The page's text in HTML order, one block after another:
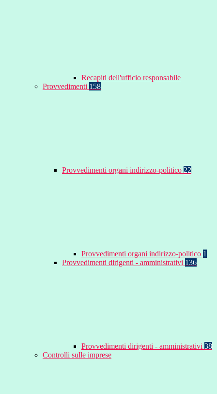
Recapiti dell'ufficio responsabile
Provvedimenti 158
Provvedimenti organi indirizzo-politico 22
Provvedimenti organi indirizzo-politico 1
Provvedimenti dirigenti - amministrativi 136
Provvedimenti dirigenti - amministrativi 38
Controlli sulle imprese